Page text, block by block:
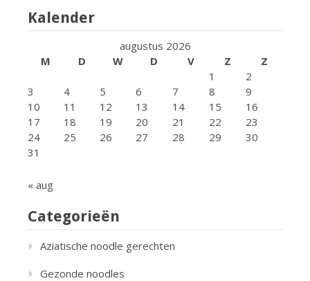
Kalender
augustus 2026
M
D W D V Z
Z
1
2
3
4 5 6 7 8
9
10
11 12 13 14 15
16
17
18 19 20 21 22
23
24
25 26 27 28 29
30
31
« aug
Categorieën
Aziatische noodle gerechten
Gezonde noodles